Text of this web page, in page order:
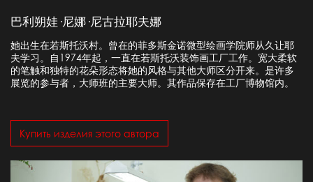
巴利朔娃·尼娜·尼古拉耶夫娜
她出生在若斯托沃村。曾在的菲多斯金诺微型绘画学院师从久让耶
夫学习。自1974年起，一直在若斯托沃装饰画工厂工作。宽大柔软
的笔触和独特的花朵形态将她的风格与其他大师区分开来。是许多
展览的参与者，大师班的主要大师。其作品保存在工厂博物馆内。
Купить изделия этого автора